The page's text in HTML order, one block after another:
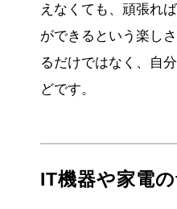
えなくても、頑張れ
ができるという楽し
るだけではなく、自
どです。
IT機器や家電